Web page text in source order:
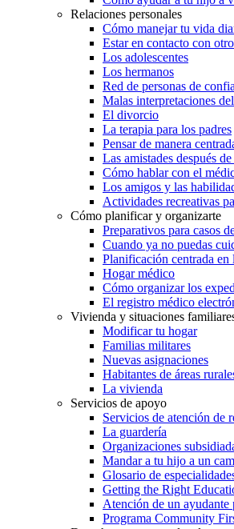
Relaciones personales
Cómo manejar tu vida
Estar en contacto con
Los adolescentes
Los hermanos
Red de personas de
Malas interpretaciones
El divorcio
La terapia para los padres
Pensar de manera
Las amistades después
Cómo hablar con el
Los amigos y las
Actividades recreativas
Cómo planificar y organizarte
Preparativos para casos
Cuando ya no puedas
Planificación centrada en
Hogar médico
Cómo organizar los
El registro médico
Vivienda y situaciones
Modificar tu hogar
Familias militares
Nuevas asignaciones
Habitantes de áreas
La vivienda
Servicios de apoyo
Servicios de atención de
La guardería
Organizaciones
Mandar a tu hijo a un
Glosario de
Getting the Right
Atención de un ayudante
Programa Community